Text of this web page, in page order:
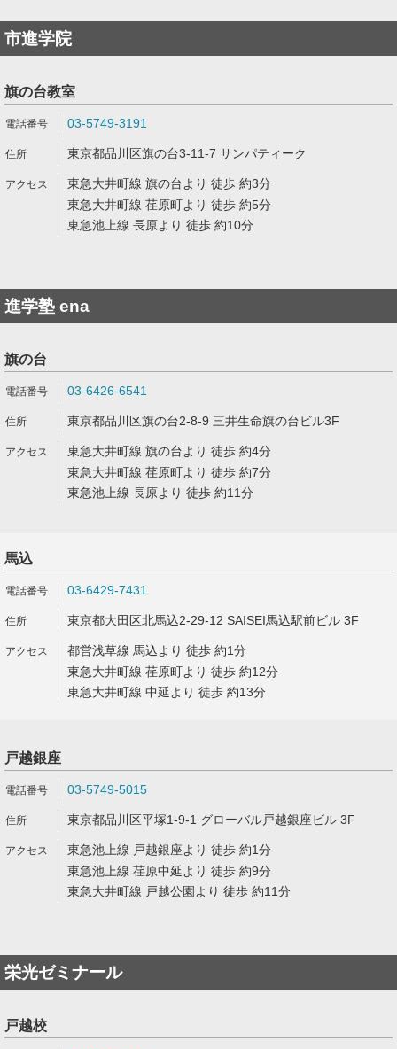
市進学院
旗の台教室
03-5749-3191
東京都品川区旗の台3-11-7 サンパティーク
東急大井町線 旗の台より 徒歩 約3分
東急大井町線 荏原町より 徒歩 約5分
東急池上線 長原より 徒歩 約10分
進学塾 ena
旗の台
03-6426-6541
東京都品川区旗の台2-8-9 三井生命旗の台ビル3F
東急大井町線 旗の台より 徒歩 約4分
東急大井町線 荏原町より 徒歩 約7分
東急池上線 長原より 徒歩 約11分
馬込
03-6429-7431
東京都大田区北馬込2-29-12 SAISEI馬込駅前ビル 3F
都営浅草線 馬込より 徒歩 約1分
東急大井町線 荏原町より 徒歩 約12分
東急大井町線 中延より 徒歩 約13分
戸越銀座
03-5749-5015
東京都品川区平塚1-9-1 グローバル戸越銀座ビル 3F
東急池上線 戸越銀座より 徒歩 約1分
東急池上線 荏原中延より 徒歩 約9分
東急大井町線 戸越公園より 徒歩 約11分
栄光ゼミナール
戸越校